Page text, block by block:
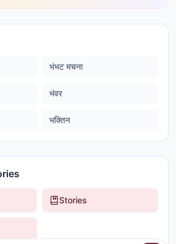
भंभट मचना
भंवर
भक्तिन
Stories